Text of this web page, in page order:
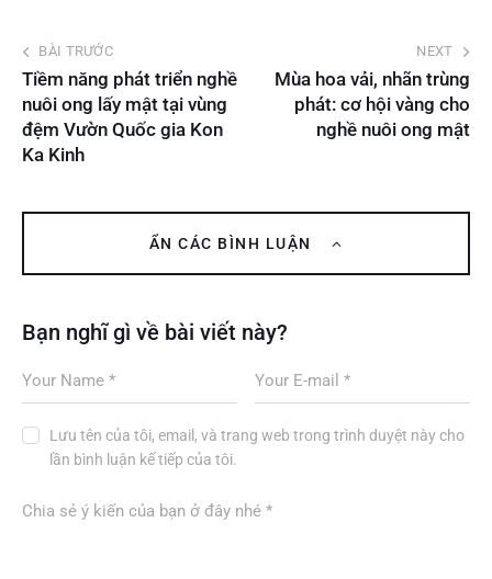
BÀI TRƯỚC
Tiềm năng phát triển nghề
nuôi ong lấy mật tại vùng
đệm Vườn Quốc gia Kon
Ka Kinh
NEXT
Mùa hoa vải, nhãn trùng
phát: cơ hội vàng cho
nghề nuôi ong mật
ẨN CÁC BÌNH LUẬN
Bạn nghĩ gì về bài viết này?
Lưu tên của tôi, email, và trang web trong trình duyệt này cho
lần bình luận kế tiếp của tôi.